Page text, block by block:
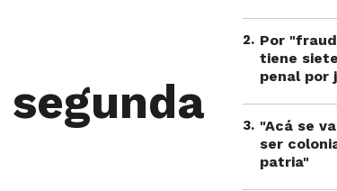
2. Por
tiene
penal por
3. "Acá se
ser
patria"